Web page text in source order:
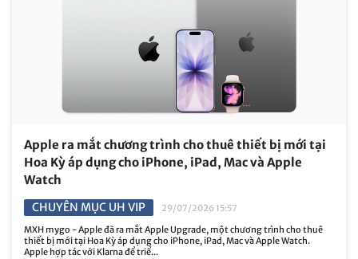
Apple ra mắt chương trình cho thuê thiết bị mới tại
Hoa Kỳ áp dụng cho iPhone, iPad, Mac và Apple
Watch
CHUYÊN MỤC UH VIP
29/07/2026 15:57
MXH mygo - Apple đã ra mắt Apple Upgrade, một chương trình cho thuê
thiết bị mới tại Hoa Kỳ áp dụng cho iPhone, iPad, Mac và Apple Watch.
Apple hợp tác với Klarna để triể...